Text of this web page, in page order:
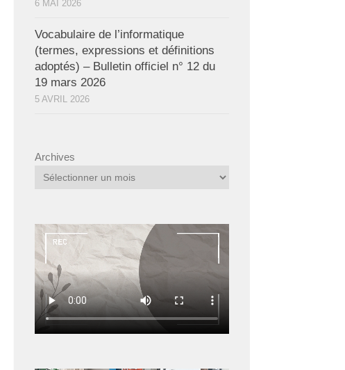
6 MAI 2026
Vocabulaire de l’informatique
(termes, expressions et définitions
adoptés) – Bulletin officiel n° 12 du
19 mars 2026
5 AVRIL 2026
Archives